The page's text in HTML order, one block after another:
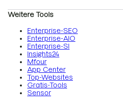
Weitere Tools
Enterprise-SEO
Enterprise-AIO
Enterprise-SI
Insights24
Mfour
App Center
Top-Websites
Gratis-Tools
Sensor